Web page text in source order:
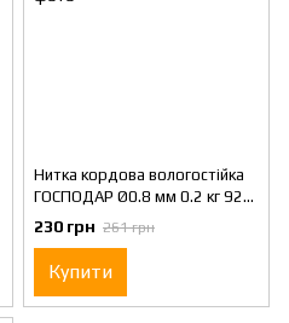
Нитка кордова вологостійка
ГОСПОДАР Ø0.8 мм 0.2 кг 92-
0623
230 грн 261 грн
Купити